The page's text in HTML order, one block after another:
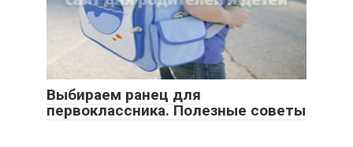
Выбираем ранец для
первоклассника. Полезные советы